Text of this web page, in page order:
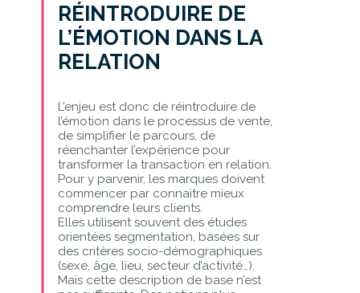
RÉINTRODUIRE DE
L’ÉMOTION DANS LA
RELATION
L’enjeu est donc de réintroduire de
l’émotion dans le processus de vente,
de simplifier le parcours, de
réenchanter l’expérience pour
transformer la transaction en relation.
Pour y parvenir, les marques doivent
commencer par connaitre mieux
comprendre leurs clients.
Elles utilisent souvent des études
orientées segmentation, basées sur
des critères socio-démographiques
(sexe, âge, lieu, secteur d’activité…).
Mais cette description de base n’est